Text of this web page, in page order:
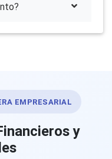
EMPRESARIAL
y